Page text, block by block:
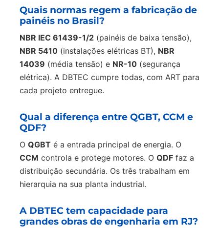
Quais normas regem a fabricação de
painéis no Brasil?
NBR IEC 61439-1/2 (painéis de baixa tensão),
NBR 5410 (instalações elétricas BT), NBR
14039 (média tensão) e NR-10 (segurança
elétrica). A DBTEC cumpre todas, com ART para
cada projeto entregue.
Qual a diferença entre QGBT, CCM e
QDF?
O QGBT é a entrada principal de energia. O
CCM controla e protege motores. O QDF faz a
distribuição secundária. Os três trabalham em
hierarquia na sua planta industrial.
A DBTEC tem capacidade para
grandes obras de engenharia em RJ?